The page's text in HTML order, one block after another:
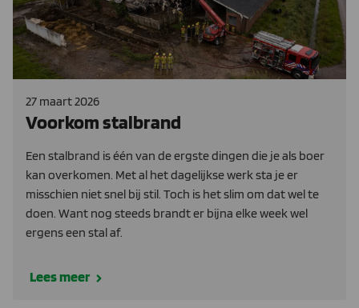
27 maart 2026
Voorkom stalbrand
Een stalbrand is één van de ergste dingen die je als boer
kan overkomen. Met al het dagelijkse werk sta je er
misschien niet snel bij stil. Toch is het slim om dat wel te
doen. Want nog steeds brandt er bijna elke week wel
ergens een stal af.
Lees meer